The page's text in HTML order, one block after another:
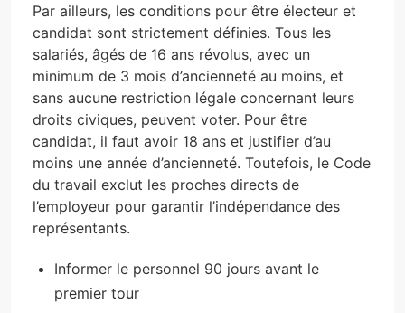
Par ailleurs, les conditions pour être électeur et
candidat sont strictement définies. Tous les
salariés, âgés de 16 ans révolus, avec un
minimum de 3 mois d’ancienneté au moins, et
sans aucune restriction légale concernant leurs
droits civiques, peuvent voter. Pour être
candidat, il faut avoir 18 ans et justifier d’au
moins une année d’ancienneté. Toutefois, le Code
du travail exclut les proches directs de
l’employeur pour garantir l’indépendance des
représentants.
Informer le personnel 90 jours avant le
premier tour